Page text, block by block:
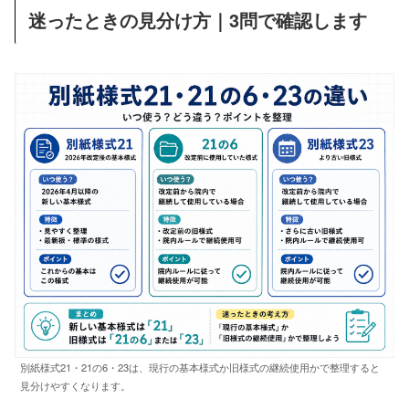
迷ったときの見分け方｜3問で確認します
別紙様式21・21の6・23は、現行の基本様式か旧様式の継続使用かで整理すると
見分けやすくなります。